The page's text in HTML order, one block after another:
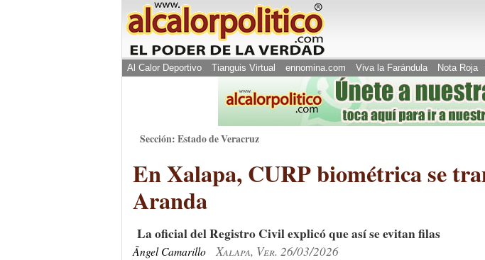
Al Calor Deportivo Tianguis Virtual ennomina.com Viva la Farándula Nota Roja
Sección: Estado de Veracruz
En Xalapa, CURP biométrica se
Aranda
La oficial del Registro Civil explicó que así se evitan filas
Ãngel Camarillo Xalapa, Ver. 26/03/2026